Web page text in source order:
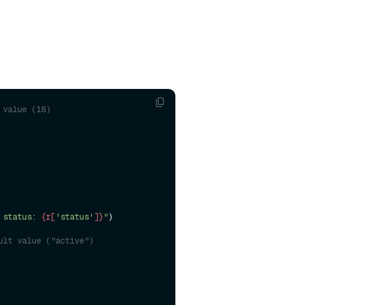
(18)
{r[ 'status' ]}")
value ("active")